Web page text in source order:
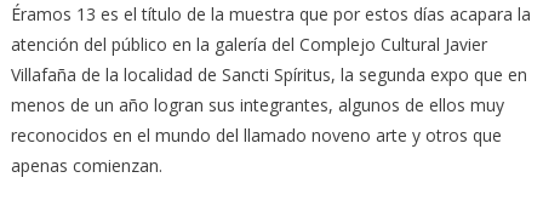
Éramos 13 es el título de la muestra que por estos días acapara la
atención del público en la galería del Complejo Cultural Javier
Villafaña de la localidad de Sancti Spíritus, la segunda expo que en
menos de un año logran sus integrantes, algunos de ellos muy
reconocidos en el mundo del llamado noveno arte y otros que
apenas comienzan.